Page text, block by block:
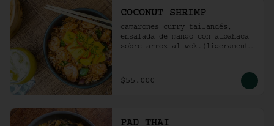
COCONUT SHRIMP
camarones curry tailandés,
ensalada de mango con albahaca
sobre arroz al wok.(ligeramente
$55.000